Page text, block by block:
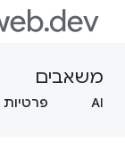
משאבים
AI פרטיות